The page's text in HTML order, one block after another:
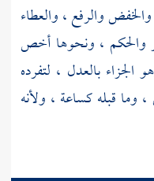
والرفع ، والعطاء
والحكم ، ونحوها أخص
بالعدل ، لتفرده
وما قبله كساعة ، ولأنه